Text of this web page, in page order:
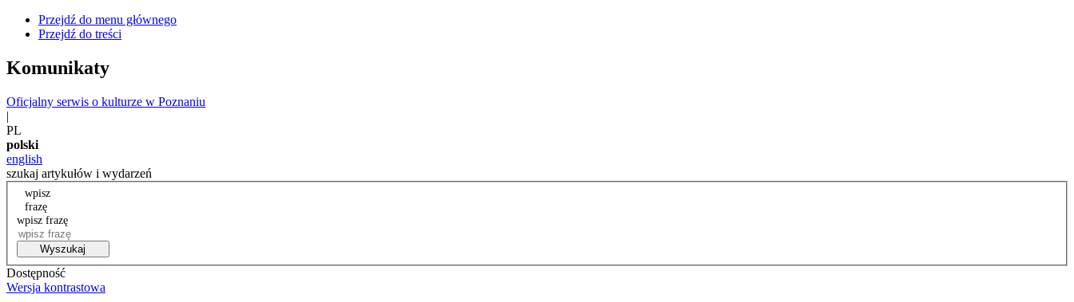
Przejdź do menu głównego
Przejdź do treści
Komunikaty
Oficjalny serwis o kulturze w Poznaniu
|
PL
polski
english
szukaj artykułów i wydarzeń
wpisz
frazę
wpisz frazę
Wyszukaj
Dostępność
Wersja kontrastowa